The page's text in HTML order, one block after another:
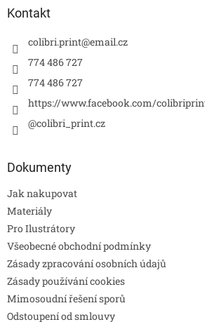
Kontakt
colibri.print@email.cz
774 486 727
774 486 727
https://www.facebook.com/
@colibri_print.cz
Dokumenty
Jak nakupovat
Materiály
Pro Ilustrátory
Všeobecné obchodní podmínky
Zásady zpracování osobních údajů
Zásady používání cookies
Mimosoudní řešení sporů
Odstoupení od smlouvy